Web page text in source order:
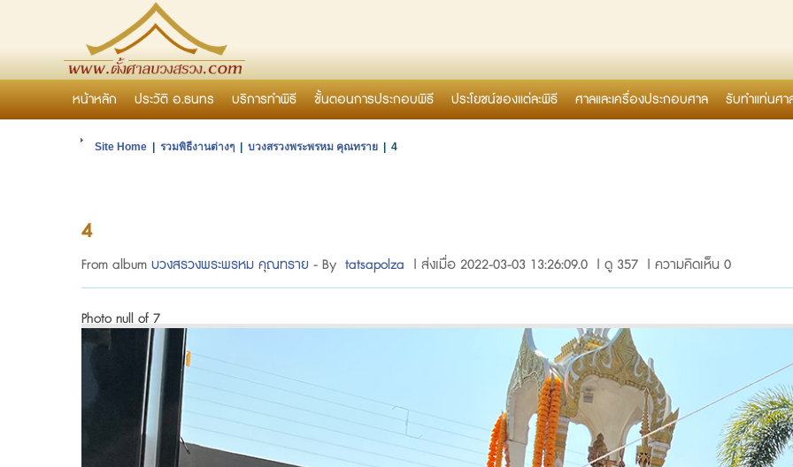
หน้าหลัก ประวัติ อ.ธนทร บริการทำพิธี ขั้นตอนการประกอบพิธี ประโยชน์ของแต่ละพิธี ศาลและเครื่องประกอบศาล รับทำแท่นศา
Site Home รวมพิธีงานต่างๆ บวงสรวงพระพรหม คุณทราย | 4
4
From album บวงสรวงพระพรหม คุณทราย - By tatsapolza | ส่งเมื่อ 2022-03-03 13:26:09.0 | ดู 357 | ความคิดเห็น 0
Photo null of 7